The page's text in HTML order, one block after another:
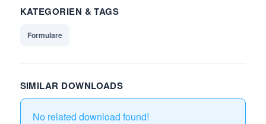
KATEGORIEN & TAGS
Formulare
SIMILAR DOWNLOADS
No related download found!